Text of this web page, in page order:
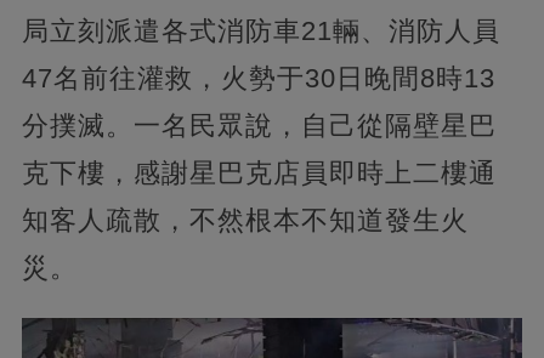
局立刻派遣各式消防車21輛、消防人員
47名前往灌救，火勢于30日晚間8時13
分撲滅。一名民眾說，自己從隔壁星巴
克下樓，感謝星巴克店員即時上二樓通
知客人疏散，不然根本不知道發生火
災。